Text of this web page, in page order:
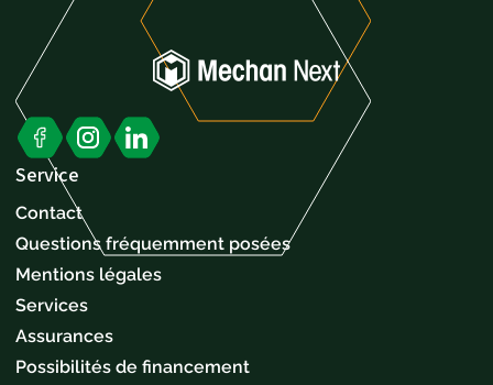
Service
Contact
Questions fréquemment posées
Mentions légales
Services
Assurances
Possibilités de financement